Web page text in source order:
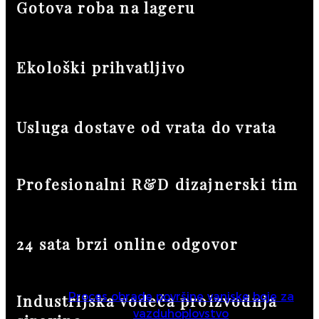
Gotova roba na lageru
Ekološki prihvatljivo
Usluga dostave od vrata do vrata
Profesionalni R&D dizajnerski tim
24 sata brzi online odgovor
Industrijska vodeća proizvodnja
Proces obrade površine vanjske boje za
vazduhoplovstvo